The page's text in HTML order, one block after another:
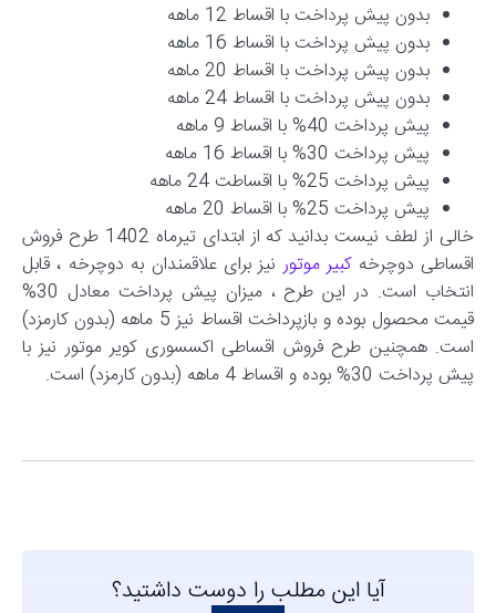
بدون پیش پرداخت با اقساط 12 ماهه
بدون پیش پرداخت با اقساط 16 ماهه
بدون پیش پرداخت با اقساط 20 ماهه
بدون پیش پرداخت با اقساط 24 ماهه
پیش پرداخت 40% با اقساط 9 ماهه
پیش پرداخت 30% با اقساط 16 ماهه
پیش پرداخت 25% با اقساطت 24 ماهه
پیش پرداخت 25% با اقساط 20 ماهه
خالی از لطف نیست بدانید که از ابتدای تیرماه 1402 طرح فروش
اقساطی دوچرخهکبیر موتورنیز برای علاقمندان به دوچرخه ، قابل
انتخاب است. در این طرح ، میزان پیش پرداخت معادل 30%
قیمت محصول بوده و بازپرداخت اقساط نیز 5 ماهه (بدون کارمزد)
است. همچنین طرح فروش اقساطی اکسسوری کویر موتور نیز با
پیش پرداخت 30% بوده و اقساط 4 ماهه (بدون کارمزد) است.
آیا این مطلب را دوست داشتید؟